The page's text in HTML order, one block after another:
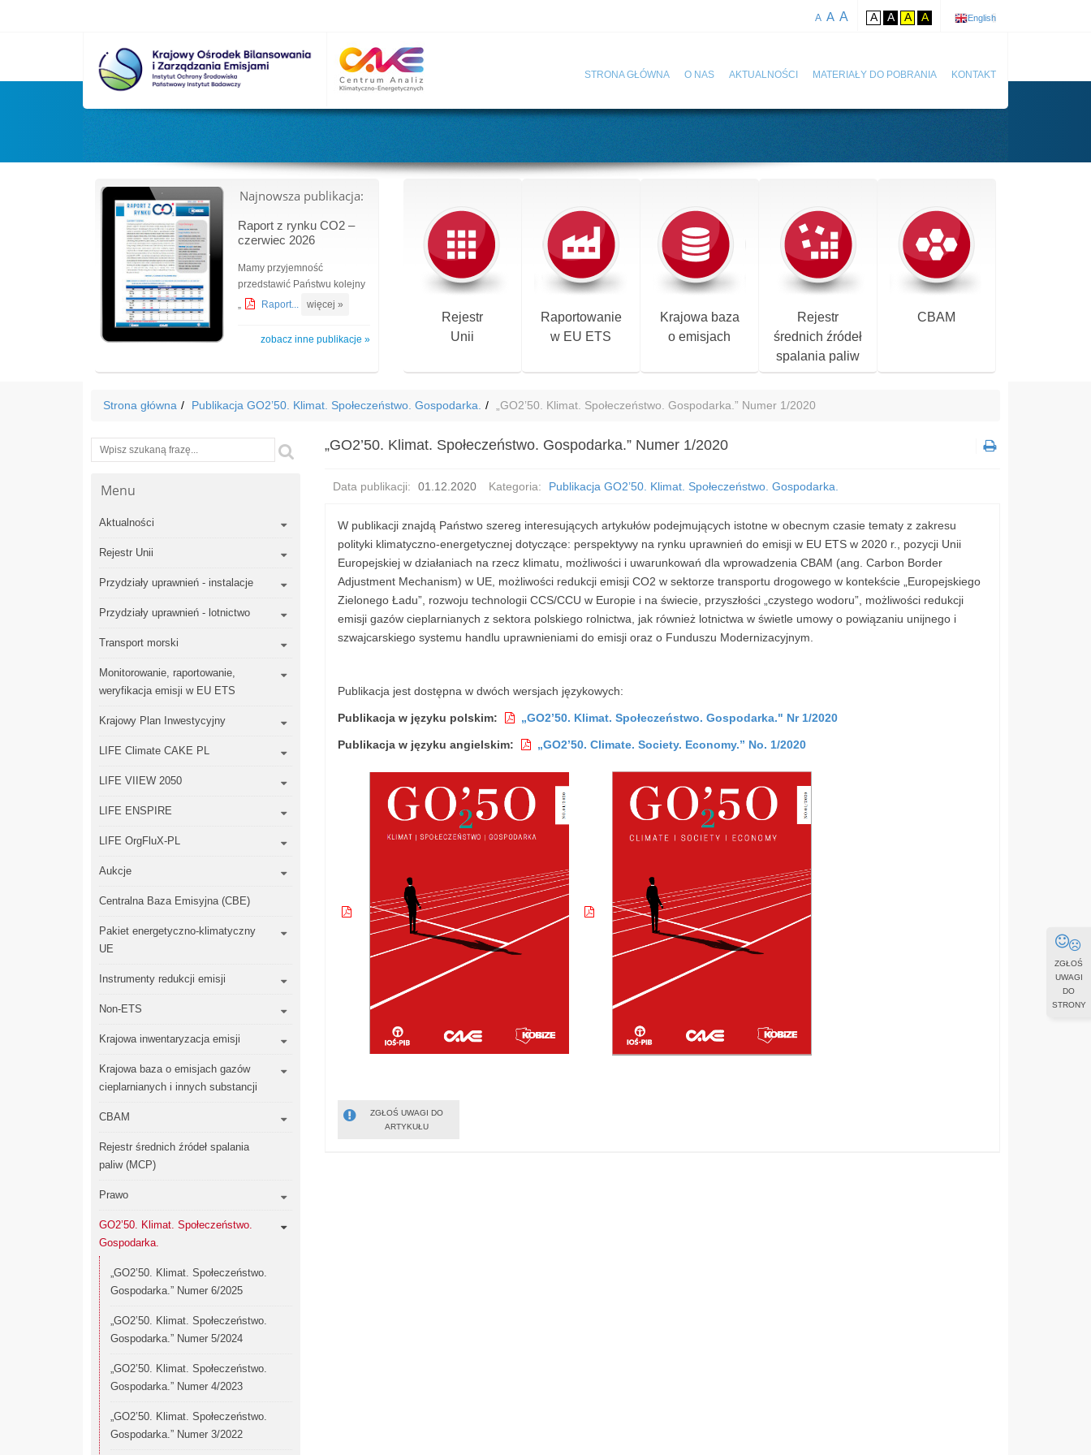
A A A A A A A English
STRONA GŁÓWNA O NAS AKTUALNOŚCI MATERIAŁY DO POBRANIA KONTAKT
Najnowsza publikacja:
Raport z rynku CO2 –
czerwiec 2026
Mamy przyjemność
przedstawić Państwu kolejny
„
Raport... więcej »
zobacz inne publikacje »
Rejestr
Unii
Raportowanie
w EU ETS
Krajowa baza
o emisjach
Rejestr
średnich źródeł
spalania paliw
CBAM
Strona główna Publikacja GO2’50. Klimat. Społeczeństwo. Gospodarka. „GO2’50. Klimat. Społeczeństwo. Gospodarka.” Numer 1/2020
Wyszukiwarka Szukaj
Menu
Aktualności
Rejestr Unii
Przydziały uprawnień - instalacje
Przydziały uprawnień - lotnictwo
Transport morski
Monitorowanie, raportowanie,
weryfikacja emisji w EU ETS
Krajowy Plan Inwestycyjny
LIFE Climate CAKE PL
LIFE VIIEW 2050
LIFE ENSPIRE
LIFE OrgFluX-PL
Aukcje
Centralna Baza Emisyjna (CBE)
Pakiet energetyczno-klimatyczny
UE
Instrumenty redukcji emisji
Non-ETS
Krajowa inwentaryzacja emisji
Krajowa baza o emisjach gazów
cieplarnianych i innych substancji
CBAM
Rejestr średnich źródeł spalania
paliw (MCP)
Prawo
GO2’50. Klimat. Społeczeństwo.
Gospodarka.
„GO2’50. Klimat. Społeczeństwo.
Gospodarka.” Numer 6/2025
„GO2’50. Klimat. Społeczeństwo.
Gospodarka.” Numer 5/2024
„GO2’50. Klimat. Społeczeństwo.
Gospodarka.” Numer 4/2023
„GO2’50. Klimat. Społeczeństwo.
Gospodarka.” Numer 3/2022
„GO2’50. Klimat. Społeczeństwo. Gospodarka.” Numer 1/2020
Data publikacji: 01.12.2020 Kategoria: Publikacja GO2’50. Klimat. Społeczeństwo. Gospodarka.
W publikacji znajdą Państwo szereg interesujących artykułów podejmujących istotne w obecnym czasie tematy z zakresu
polityki klimatyczno-energetycznej dotyczące: perspektywy na rynku uprawnień do emisji w EU ETS w 2020 r., pozycji Unii
Europejskiej w działaniach na rzecz klimatu, możliwości i uwarunkowań dla wprowadzenia CBAM (ang. Carbon Border
Adjustment Mechanism) w UE, możliwości redukcji emisji CO2 w sektorze transportu drogowego w kontekście „Europejskiego
Zielonego Ładu”, rozwoju technologii CCS/CCU w Europie i na świecie, przyszłości „czystego wodoru”, możliwości redukcji
emisji gazów cieplarnianych z sektora polskiego rolnictwa, jak również lotnictwa w świetle umowy o powiązaniu unijnego i
szwajcarskiego systemu handlu uprawnieniami do emisji oraz o Funduszu Modernizacyjnym.
Publikacja jest dostępna w dwóch wersjach językowych:
Publikacja w języku polskim: „GO2’50. Klimat. Społeczeństwo. Gospodarka." Nr 1/2020
Publikacja w języku angielskim: „GO2’50. Climate. Society. Economy.” No. 1/2020
ZGŁOŚ UWAGI DO
ARTYKUŁU
ZGŁOŚ
UWAGI
DO
STRONY